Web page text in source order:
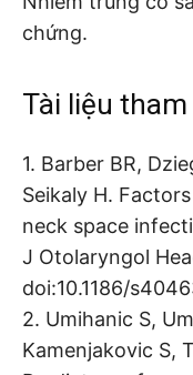
chứng.
Tài liệu
1. Barber BR,
Seikaly H.
neck space
J Otolaryngol
doi:10.1186/
2. Umihanic S,
Kamenjakovic S,